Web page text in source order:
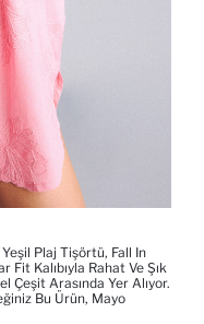
Plaj Tişörtü, Fall In
Fit Kalıbıyla Rahat Ve Şık
Çeşit Arasında Yer Alıyor.
Bu Ürün, Mayo